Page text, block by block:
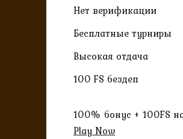
Нет верификации
Бесплатные турниры
Высокая отдача
100 FS бездеп
100% бонус + 100FS
Play Now